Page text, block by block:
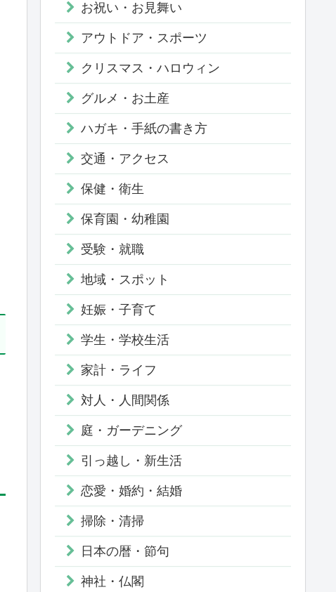
お祝い・お見舞い
アウトドア・スポーツ
クリスマス・ハロウィン
グルメ・お土産
ハガキ・手紙の書き方
交通・アクセス
保健・衛生
保育園・幼稚園
受験・就職
地域・スポット
妊娠・子育て
学生・学校生活
家計・ライフ
対人・人間関係
庭・ガーデニング
引っ越し・新生活
恋愛・婚約・結婚
掃除・清掃
日本の暦・節句
神社・仏閣